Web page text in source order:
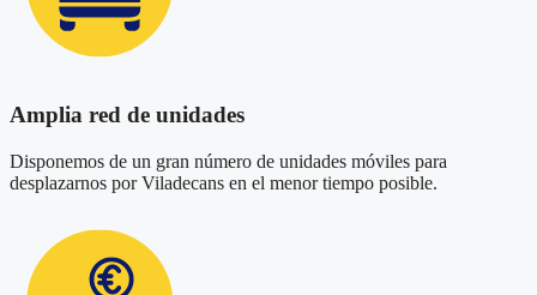
Amplia red de unidades
Disponemos de un gran número de unidades móviles para
desplazarnos por Viladecans en el menor tiempo posible.